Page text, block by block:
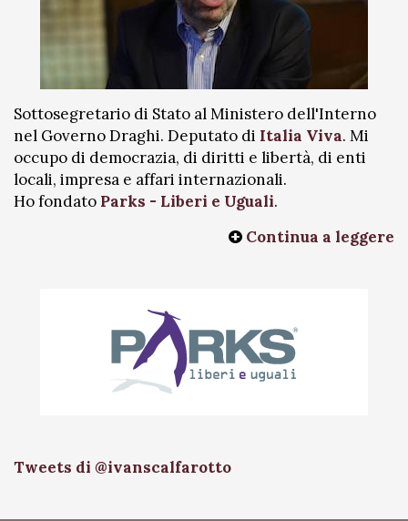
Sottosegretario di Stato al Ministero dell'Interno
nel Governo Draghi. Deputato di Italia Viva. Mi
occupo di democrazia, di diritti e libertà, di enti
locali, impresa e affari internazionali.
Ho fondato Parks - Liberi e Uguali.
Continua a leggere
Tweets di @ivanscalfarotto